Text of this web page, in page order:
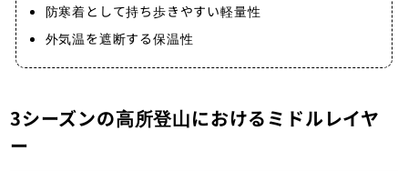
防寒着として持ち歩きやすい軽量性
外気温を遮断する保温性
3シーズンの高所登山におけるミドルレイヤ
ー